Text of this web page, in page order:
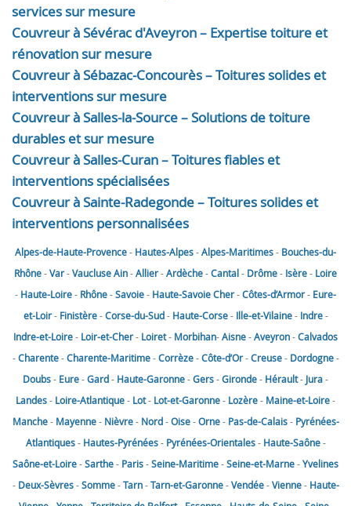
services sur mesure
Couvreur à Sévérac d'Aveyron – Expertise toiture et
rénovation sur mesure
Couvreur à Sébazac-Concourès – Toitures solides et
interventions sur mesure
Couvreur à Salles-la-Source – Solutions de toiture
durables et sur mesure
Couvreur à Salles-Curan – Toitures fiables et
interventions spécialisées
Couvreur à Sainte-Radegonde – Toitures solides et
interventions personnalisées
Alpes-de-Haute-Provence- Hautes-Alpes-Alpes-Maritimes- Bouches-du-
Rhône-Var-VaucluseAin-Allier-Ardèche-Cantal- Drôme- Isère- Loire
- Haute-Loire- Rhône-Savoie- Haute-SavoieCher-Côtes-d’Armor- Eure-
et-Loir- Finistère-Corse-du-Sud- Haute-Corse- Ille-et-Vilaine- Indre-
Indre-et-Loire- Loir-et-Cher- Loiret- Morbihan-Aisne-Aveyron-Calvados
-Charente-Charente-Maritime-Corrèze-Côte-d’Or-Creuse- Dordogne-
Doubs- Eure-Gard- Haute-Garonne-Gers-Gironde- Hérault- Jura-
Landes- Loire-Atlantique- Lot- Lot-et-Garonne- Lozère- Maine-et-Loire-
Manche- Mayenne- Nièvre- Nord-Oise-Orne- Pas-de-Calais- Pyrénées-
Atlantiques- Hautes-Pyrénées- Pyrénées-Orientales- Haute-Saône-
Saône-et-Loire-Sarthe- Paris-Seine-Maritime-Seine-et-Marne-Yvelines
- Deux-Sèvres-Somme-Tarn-Tarn-et-Garonne-Vendée-Vienne- Haute-